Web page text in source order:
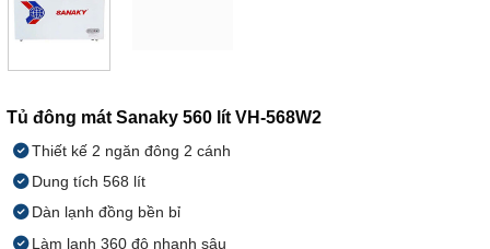
Tủ đông mát Sanaky 560 lít VH-568W2
Thiết kế 2 ngăn đông 2 cánh
Dung tích 568 lít
Dàn lạnh đồng bền bỉ
Làm lạnh 360 độ nhanh sâu